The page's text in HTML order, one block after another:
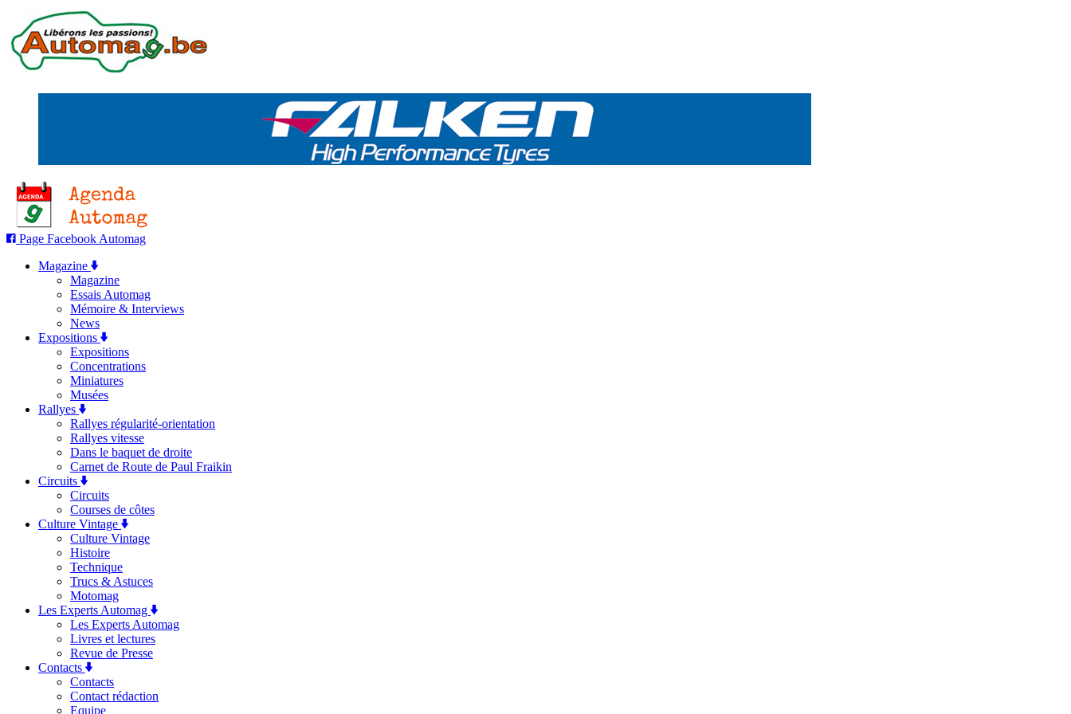
Page Facebook Automag
Magazine
Magazine
Essais Automag
Mémoire & Interviews
News
Expositions
Expositions
Concentrations
Miniatures
Musées
Rallyes
Rallyes régularité-orientation
Rallyes vitesse
Dans le baquet de droite
Carnet de Route de Paul Fraikin
Circuits
Circuits
Courses de côtes
Culture Vintage
Culture Vintage
Histoire
Technique
Trucs & Astuces
Motomag
Les Experts Automag
Les Experts Automag
Livres et lectures
Revue de Presse
Contacts
Contacts
Contact rédaction
Equipe